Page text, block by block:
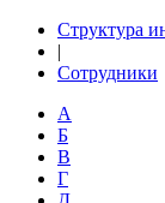
Структура
|
Сотрудники
А
Б
В
Г